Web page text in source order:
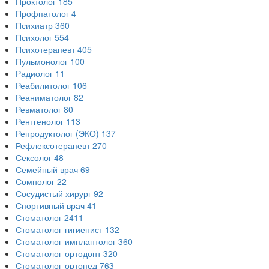
Профпатолог 4
Психиатр 360
Психолог 554
Психотерапевт 405
Пульмонолог 100
Радиолог 11
Реабилитолог 106
Реаниматолог 82
Ревматолог 80
Рентгенолог 113
Репродуктолог (ЭКО) 137
Рефлексотерапевт 270
Сексолог 48
Семейный врач 69
Сомнолог 22
Сосудистый хирург 92
Спортивный врач 41
Стоматолог 2411
Стоматолог-гигиенист 132
Стоматолог-имплантолог 360
Стоматолог-ортодонт 320
Стоматолог-ортопед 763